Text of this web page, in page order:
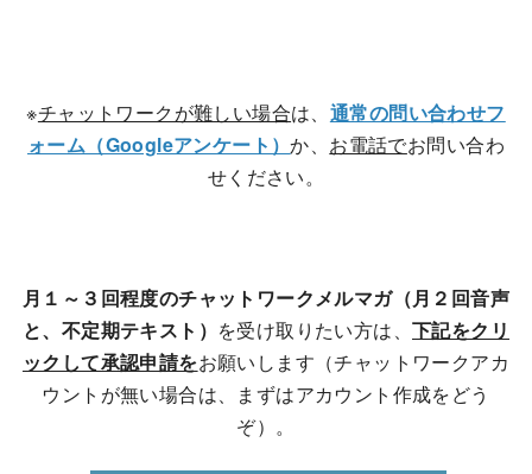
※チャットワークが難しい場合は、 通常の問い合わせフ
ォーム（Googleアンケート）か、 お電話でお問い合わ
せください。
月１～３回程度のチャットワークメルマガ（月２回音声
と、不定期テキスト） を受け取りたい方は、 下記をクリ
ックして承認申請をお願いします（チャットワークアカ
ウントが無い場合は、まずはアカウント作成をどう
ぞ）。